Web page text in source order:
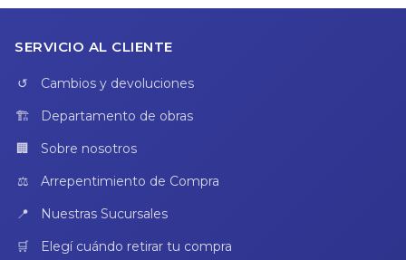
SERVICIO AL CLIENTE
Cambios y devoluciones
Departamento de obras
Sobre nosotros
Arrepentimiento de Compra
Nuestras Sucursales
Elegí cuándo retirar tu compra